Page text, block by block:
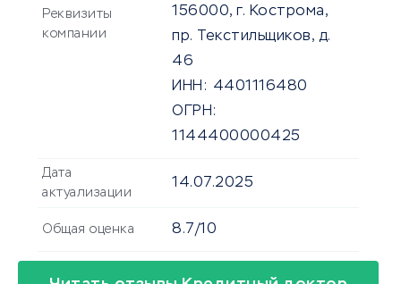
Реквизиты
компании
156000, г. Кострома,
пр. Текстильщиков, д.
46
ИНН: 4401116480
ОГРН:
1144400000425
Дата
актуализации
14.07.2025
Общая оценка 8.7/10